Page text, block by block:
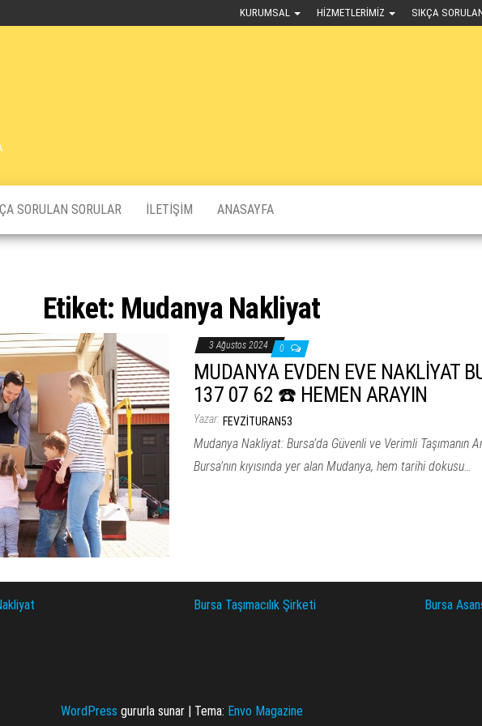
KURUMSAL HIZMETLERIMIZ SIKÇA
SORULAN SORULAR İLETIŞIM ANASAYFA
Etiket: Mudanya Nakliyat
3 Ağustos 2024 0
MUDANYA EVDEN EVE NAKLİYAT
137 07 62 ☎️ HEMEN ARAYIN
Yazar: FEVZITURAN53
Mudanya Nakliyat: Bursa’da Güvenli ve Verimli
Bursa’nın kıyısında yer alan Mudanya, hem tarihi dokusu…
Bursa Taşımacılık Şirketi Bursa
WordPress gururla sunar Tema: Envo Magazine